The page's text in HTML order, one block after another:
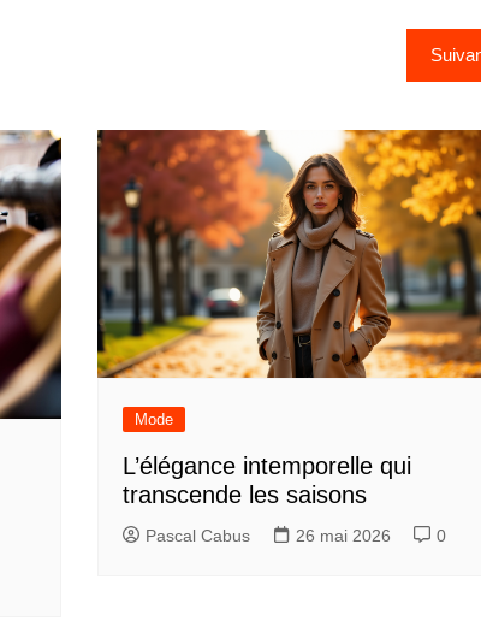
Mode
L’élégance intemporelle qui
transcende les saisons
Pascal Cabus 26 mai 2026 0